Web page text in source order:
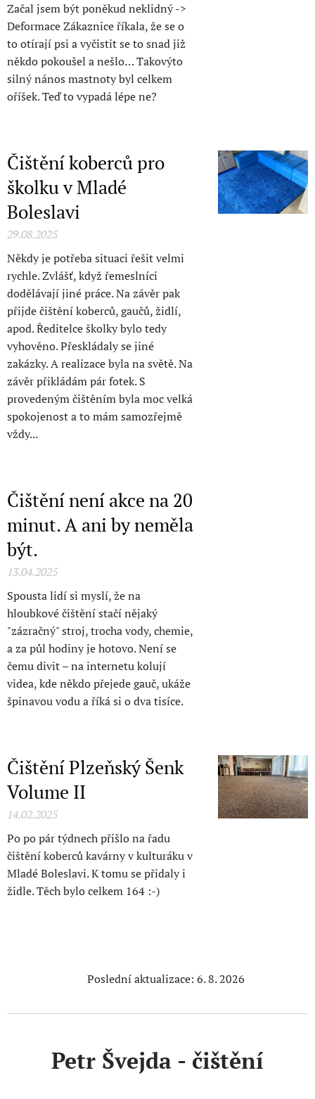
Začal jsem být poněkud neklidný ->
Deformace Zákaznice říkala, že se o
to otírají psi a vyčistit se to snad již
někdo pokoušel a nešlo… Takovýto
silný nános mastnoty byl celkem
oříšek. Teď to vypadá lépe ne?
Čištění koberců pro
školku v Mladé
Boleslavi
29.08.2025
Někdy je potřeba situaci řešit velmi
rychle. Zvlášť, když řemeslníci
dodělávají jiné práce. Na závěr pak
přijde čištění koberců, gaučů, židlí,
apod. Ředitelce školky bylo tedy
vyhověno. Přeskládaly se jiné
zakázky. A realizace byla na světě. Na
závěr přikládám pár fotek. S
provedeným čištěním byla moc velká
spokojenost a to mám samozřejmě
vždy...
Čištění není akce na 20
minut. A ani by neměla
být.
13.04.2025
Spousta lidí si myslí, že na
hloubkové čištění stačí nějaký
"zázračný" stroj, trocha vody, chemie,
a za půl hodiny je hotovo. Není se
čemu divit – na internetu kolují
videa, kde někdo přejede gauč, ukáže
špinavou vodu a říká si o dva tisíce.
Čištění Plzeňský Šenk
Volume II
14.02.2025
Po po pár týdnech přišlo na řadu
čištění koberců kavárny v kulturáku v
Mladé Boleslavi. K tomu se přidaly i
židle. Těch bylo celkem 164 :-)
🕓 Poslední aktualizace: 6. 8. 2026
Petr Švejda - čištění